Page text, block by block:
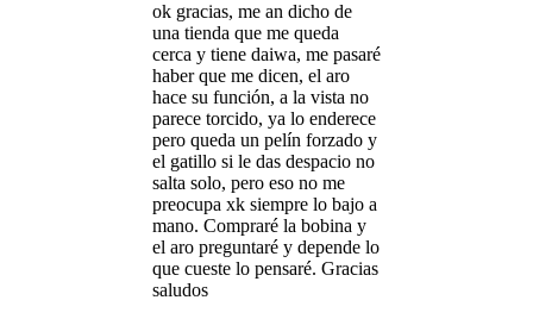
ok gracias, me an dicho de
una tienda que me queda
cerca y tiene daiwa, me pasaré
haber que me dicen, el aro
hace su función, a la vista no
parece torcido, ya lo enderece
pero queda un pelín forzado y
el gatillo si le das despacio no
salta solo, pero eso no me
preocupa xk siempre lo bajo a
mano. Compraré la bobina y
el aro preguntaré y depende lo
que cueste lo pensaré. Gracias
saludos